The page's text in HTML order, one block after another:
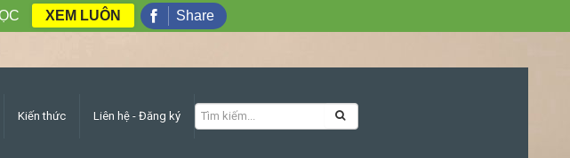
Kiến thức Liên hệ - Đăng ký
XEM LUÔN Share